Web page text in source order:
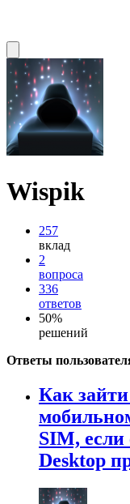
Wispik
257
вклад
2
вопроса
336
ответов
50%
решений
Ответы
Как
SIM, если
Desktop